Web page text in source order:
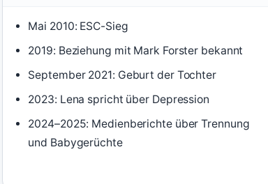
Mai 2010: ESC-Sieg
2019: Beziehung mit Mark Forster bekannt
September 2021: Geburt der Tochter
2023: Lena spricht über Depression
2024–2025: Medienberichte über Trennung
und Babygerüchte